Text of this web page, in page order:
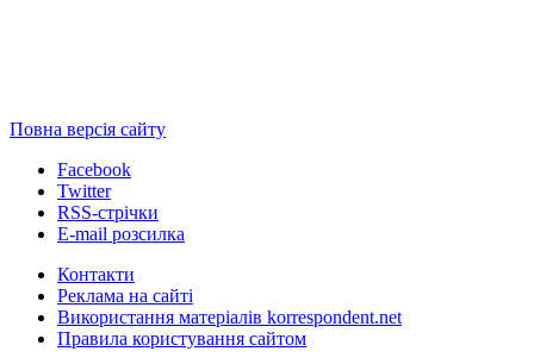
Повна версія сайту
Facebook
Twitter
RSS-стрічки
E-mail розсилка
Контакти
Реклама на сайті
Використання матеріалів korrespondent.net
Правила користування сайтом